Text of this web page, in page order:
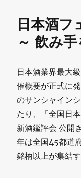
日本酒フ
～ 飲み
日本酒業界最大
催概要が正式に
のサンシャイン
たり、「全国日
新酒鑑評会 公開
年は全国45都道
銘柄以上が集結す